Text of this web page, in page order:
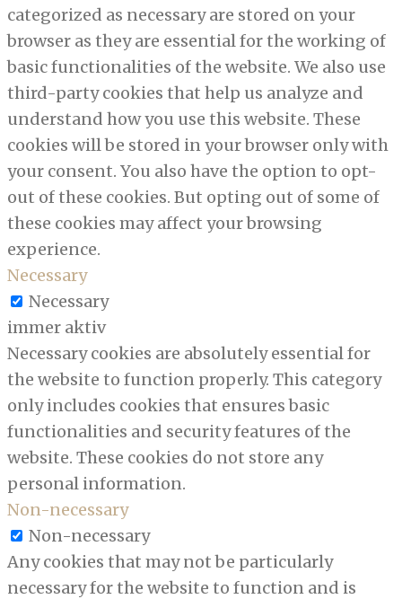
categorized as necessary are stored on your
browser as they are essential for the working of
basic functionalities of the website. We also use
third-party cookies that help us analyze and
understand how you use this website. These
cookies will be stored in your browser only with
your consent. You also have the option to opt-
out of these cookies. But opting out of some of
these cookies may affect your browsing
experience.
Necessary
Necessary
immer aktiv
Necessary cookies are absolutely essential for
the website to function properly. This category
only includes cookies that ensures basic
functionalities and security features of the
website. These cookies do not store any
personal information.
Non-necessary
Non-necessary
Any cookies that may not be particularly
necessary for the website to function and is